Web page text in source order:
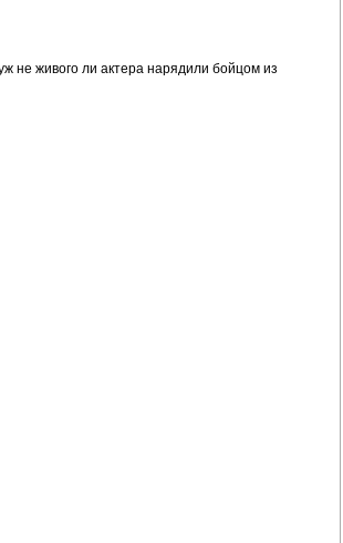
не живого ли актера нарядили бойцом из